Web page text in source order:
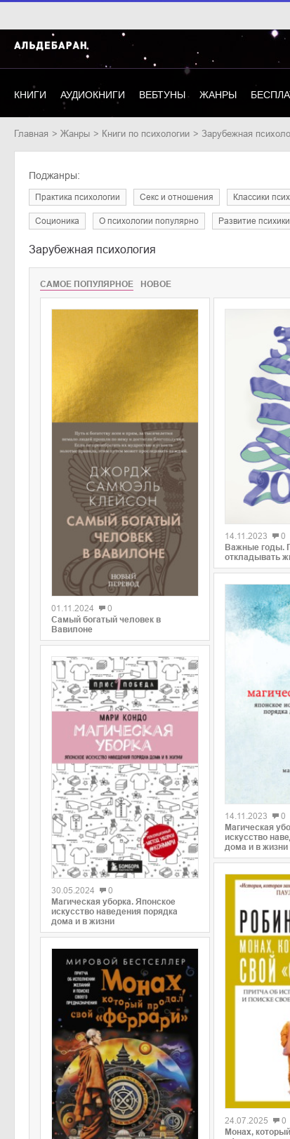
КНИГИ АУДИОКНИГИ ВЕБТУНЫ ЖАНРЫ
Главная Жанры книги по психологии Зарубежная
Поджанры:
практика психологии секс и отношения классики
соционика о психологии популярно развитие психики
Зарубежная психология
САМОЕ ПОПУЛЯРНОЕ НОВОЕ
01.11.2024
0
Самый богатый человек в
Вавилоне
0
30.05.2024
0
Магическая уборка. Японское
искусство наведения порядка
дома и в жизни
14.11.2023
0
Важные годы.
откладывать
14.11.2023
0
Магическая
искусство
дома и в жизни
24.07.2025
0
Монах,